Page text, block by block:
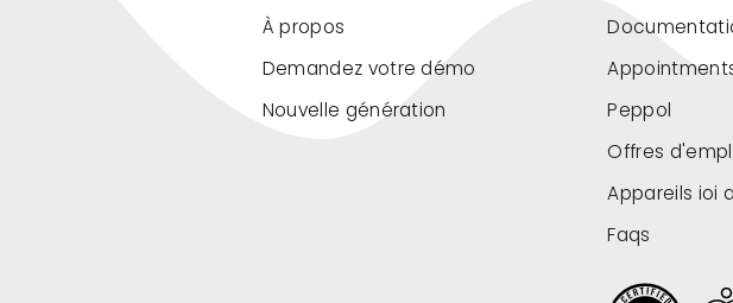
À propos
Demandez votre démo
Nouvelle génération
Peppol
Offres
Appareils ioi
Faqs